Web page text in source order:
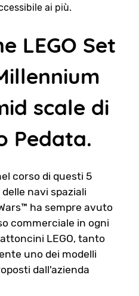
ai più.
LEGO Set
scale di
Pedata.
corso di questi 5
navi spaziali
ha sempre avuto
commerciale in ogni
LEGO, tanto
uno dei modelli
dall'azienda